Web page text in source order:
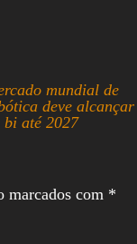
mundial de
deve
bi até 2027
marcados com *